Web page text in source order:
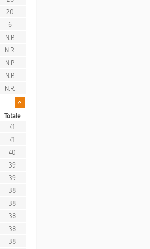
20
6
N.P.
N.R.
N.P.
N.P.
N.R.
^
Totale
41
41
40
39
39
38
38
38
38
38